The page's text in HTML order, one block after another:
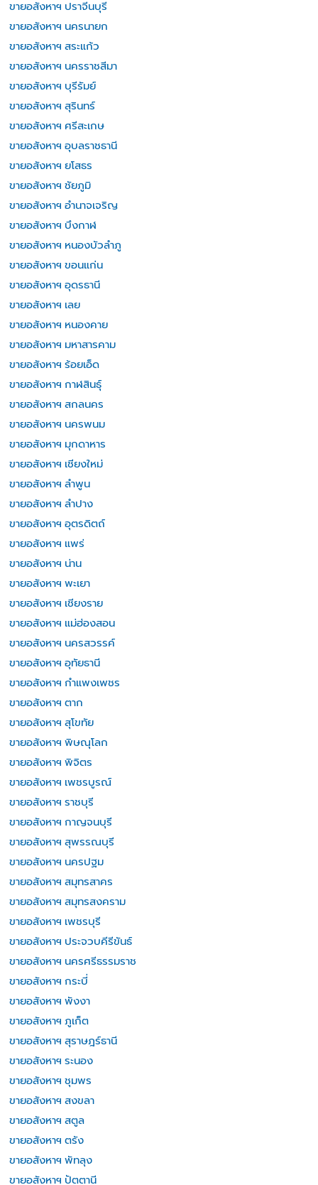
ขายอสังหาฯ ปราจีนบุรี
ขายอสังหาฯ นครนายก
ขายอสังหาฯ สระแก้ว
ขายอสังหาฯ นครราชสีมา
ขายอสังหาฯ บุรีรัมย์
ขายอสังหาฯ สุรินทร์
ขายอสังหาฯ ศรีสะเกษ
ขายอสังหาฯ อุบลราชธานี
ขายอสังหาฯ ยโสธร
ขายอสังหาฯ ชัยภูมิ
ขายอสังหาฯ อำนาจเจริญ
ขายอสังหาฯ บึงกาฬ
ขายอสังหาฯ หนองบัวลำภู
ขายอสังหาฯ ขอนแก่น
ขายอสังหาฯ อุดรธานี
ขายอสังหาฯ เลย
ขายอสังหาฯ หนองคาย
ขายอสังหาฯ มหาสารคาม
ขายอสังหาฯ ร้อยเอ็ด
ขายอสังหาฯ กาฬสินธุ์
ขายอสังหาฯ สกลนคร
ขายอสังหาฯ นครพนม
ขายอสังหาฯ มุกดาหาร
ขายอสังหาฯ เชียงใหม่
ขายอสังหาฯ ลำพูน
ขายอสังหาฯ ลำปาง
ขายอสังหาฯ อุตรดิตถ์
ขายอสังหาฯ แพร่
ขายอสังหาฯ น่าน
ขายอสังหาฯ พะเยา
ขายอสังหาฯ เชียงราย
ขายอสังหาฯ แม่ฮ่องสอน
ขายอสังหาฯ นครสวรรค์
ขายอสังหาฯ อุทัยธานี
ขายอสังหาฯ กำแพงเพชร
ขายอสังหาฯ ตาก
ขายอสังหาฯ สุโขทัย
ขายอสังหาฯ พิษณุโลก
ขายอสังหาฯ พิจิตร
ขายอสังหาฯ เพชรบูรณ์
ขายอสังหาฯ ราชบุรี
ขายอสังหาฯ กาญจนบุรี
ขายอสังหาฯ สุพรรณบุรี
ขายอสังหาฯ นครปฐม
ขายอสังหาฯ สมุทรสาคร
ขายอสังหาฯ สมุทรสงคราม
ขายอสังหาฯ เพชรบุรี
ขายอสังหาฯ ประจวบคีรีขันธ์
ขายอสังหาฯ นครศรีธรรมราช
ขายอสังหาฯ กระบี่
ขายอสังหาฯ พังงา
ขายอสังหาฯ ภูเก็ต
ขายอสังหาฯ สุราษฎร์ธานี
ขายอสังหาฯ ระนอง
ขายอสังหาฯ ชุมพร
ขายอสังหาฯ สงขลา
ขายอสังหาฯ สตูล
ขายอสังหาฯ ตรัง
ขายอสังหาฯ พัทลุง
ขายอสังหาฯ ปัตตานี